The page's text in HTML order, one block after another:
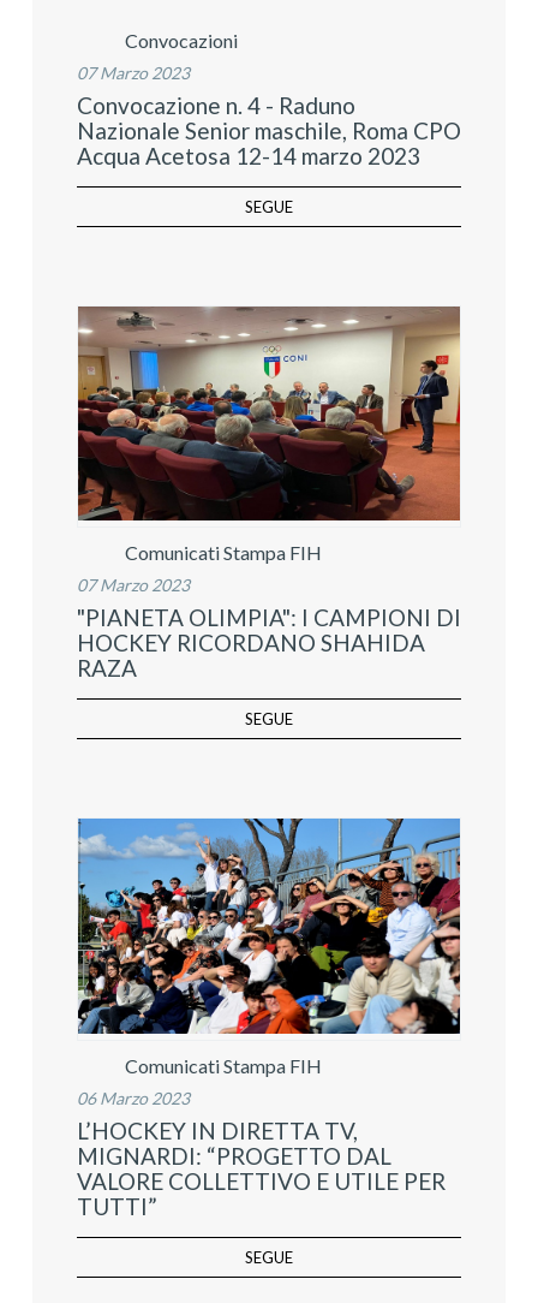
Convocazioni
07 Marzo 2023
Convocazione n. 4 - Raduno
Nazionale Senior maschile, Roma CPO
Acqua Acetosa 12-14 marzo 2023
SEGUE
Comunicati Stampa FIH
07 Marzo 2023
"PIANETA OLIMPIA": I CAMPIONI DI
HOCKEY RICORDANO SHAHIDA
RAZA
SEGUE
Comunicati Stampa FIH
06 Marzo 2023
L’HOCKEY IN DIRETTA TV,
MIGNARDI: “PROGETTO DAL
VALORE COLLETTIVO E UTILE PER
TUTTI”
SEGUE